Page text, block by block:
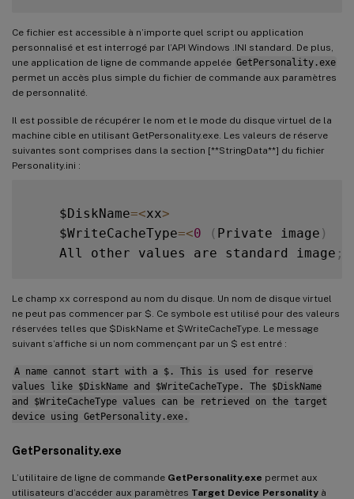
Ce fichier est accessible à n’importe quel script ou application
personnalisé et est interrogé par l’API Windows .INI standard. De plus,
une application de ligne de commande appelée GetPersonality.exe
permet un accès plus simple du fichier de commande aux paramètres
de personnalité.
Il est possible de récupérer le nom et le mode du disque virtuel de la
machine cible en utilisant GetPersonality.exe. Les valeurs de réserve
suivantes sont comprises dans la section [**StringData**] du fichier
Personality.ini :
    $DiskName
=<xx>
    $WriteCacheType
=<0 ( Private image )
    All other values are standard image
;
Le champ xx correspond au nom du disque. Un nom de disque virtuel
ne peut pas commencer par $. Ce symbole est utilisé pour des valeurs
réservées telles que $DiskName et $WriteCacheType. Le message
suivant s’affiche si un nom commençant par un $ est entré :
A name cannot start with a $. This is used for reserve
values like $DiskName and $WriteCacheType. The $DiskName
and $WriteCacheType values can be retrieved on the target
device using GetPersonality.exe.
GetPersonality.exe
L’utilitaire de ligne de commande GetPersonality.exe permet aux
utilisateurs d’accéder aux paramètres Target Device Personality à